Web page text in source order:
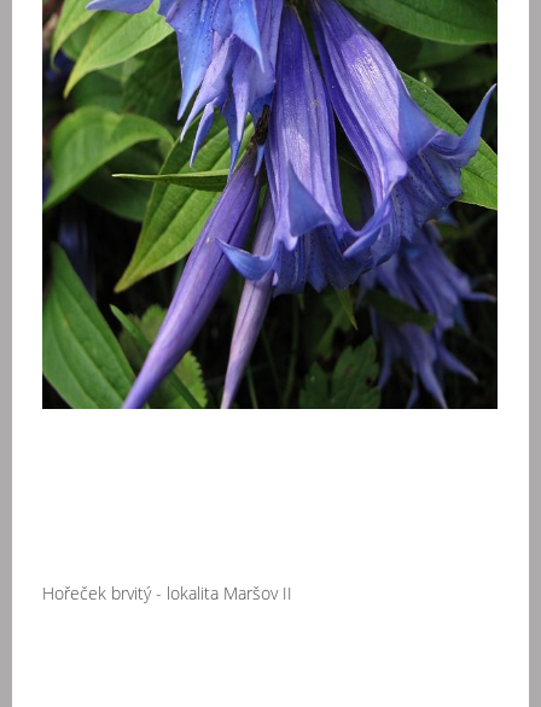
Hořeček brvitý - lokalita Maršov II